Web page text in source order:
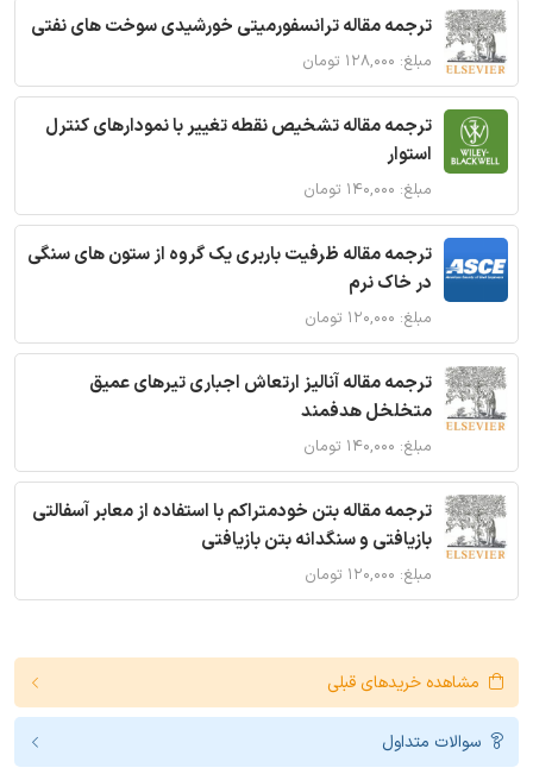
ترجمه مقاله ترانسفورمیتی خورشیدی سوخت های نفتی
مبلغ: ۱۲۸,۰۰۰ تومان
ترجمه مقاله تشخیص نقطه تغییر با نمودارهای کنترل
استوار
مبلغ: ۱۴۰,۰۰۰ تومان
ترجمه مقاله ظرفیت باربری یک گروه از ستون های سنگی
در خاک نرم
مبلغ: ۱۲۰,۰۰۰ تومان
ترجمه مقاله آنالیز ارتعاش اجباری تیرهای عمیق
متخلخل هدفمند
مبلغ: ۱۴۰,۰۰۰ تومان
ترجمه مقاله بتن خودمتراکم با استفاده از معابر آسفالتی
بازیافتی و سنگدانه بتن بازیافتی
مبلغ: ۱۲۰,۰۰۰ تومان
مشاهده خریدهای قبلی
سوالات متداول